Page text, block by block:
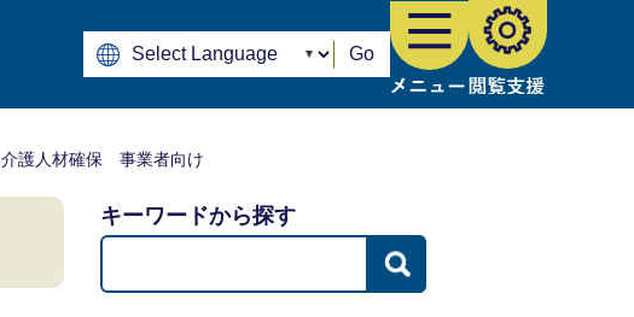
Go
介護人材確保 事業者向け
キーワードから探す